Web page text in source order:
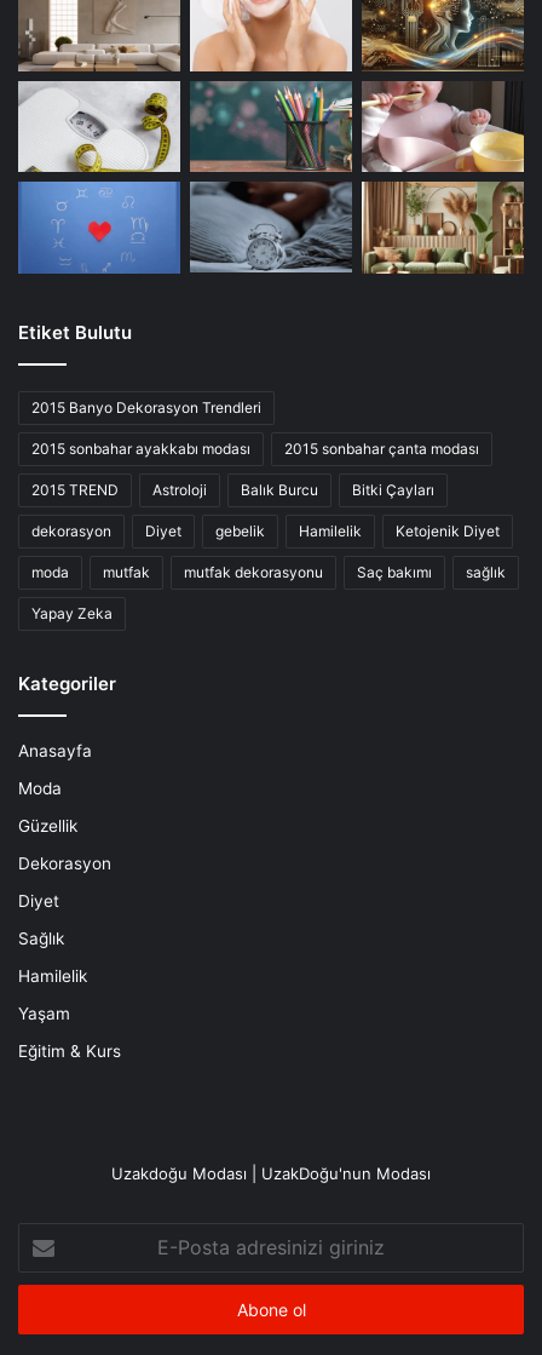
Etiket Bulutu
2015 Banyo Dekorasyon Trendleri
2015 sonbahar ayakkabı modası 2015 sonbahar çanta modası
2015 TREND Astroloji Balık Burcu Bitki Çayları
dekorasyon Diyet gebelik Hamilelik Ketojenik Diyet
moda mutfak mutfak dekorasyonu Saç bakımı sağlık
Yapay Zeka
Kategoriler
Anasayfa
Moda
Güzellik
Dekorasyon
Diyet
Sağlık
Hamilelik
Yaşam
Eğitim & Kurs
Uzakdoğu Modası | UzakDoğu'nun Modası
Posta
adresinizi